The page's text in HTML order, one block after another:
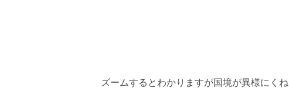
ズームするとわかりますが国境が異様にく